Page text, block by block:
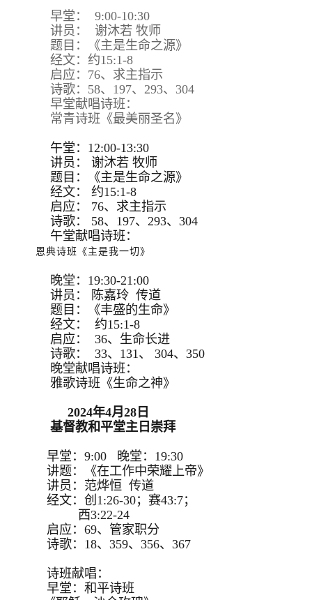
早堂： 9:00-10:30
讲员： 谢沐若 牧师
题目：《主是生命之源》
经文：约15:1-8
启应：76、求主指示
诗歌：58、197、293、304
早堂献唱诗班：
常青诗班《最美丽圣名》
午堂：12:00-13:30
讲员：
谢沐若 牧师
题目：
《主是生命之源》
经文：
约15:1-8
启应：
76、求主指示
诗歌：
58、197、293、 304
午堂献唱诗班：
恩典诗班《主是我一切》
晚堂：19:30-21:00
讲员： 陈嘉玲 传道
题目：《丰盛的生命》
经文： 约15:1-8
启应： 36、生命长进
诗歌： 33、131、 304、350
晚堂献唱诗班：
雅歌诗班《生命之神》
2024年4月28日
基督教和平堂主日崇拜
早堂：9:00 晚堂：19:30
讲题：《在工作中荣耀上帝》
讲员：范烨恒 传道
经文：创1:26-30；赛43:7；
西3:22-24
启应：69、管家职分
诗歌：18、359、356、367
诗班献唱：
早堂：和平诗班